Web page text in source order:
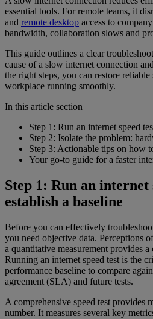
essential tools. For remote teams, it
and remote desktop access to
bandwidth, collaboration slows and
This guide outlines a clear
cause of a slow internet connection
the right steps, you can restore
workplace running smoothly.
In this article section
Step 1: Run an internet speed
Step 2: Isolate the problem:
Step 3: Actionable tips on how
Your go-to guide for a faster
Step 1: Run an internet
establish a baseline
Before you can effectively
you need objective data. Perceptions
a quantitative measurement provides
Running an internet speed test is the
performance baseline to compare
agreement (SLA) and future tests.
A comprehensive speed test provides
number. It measures several key